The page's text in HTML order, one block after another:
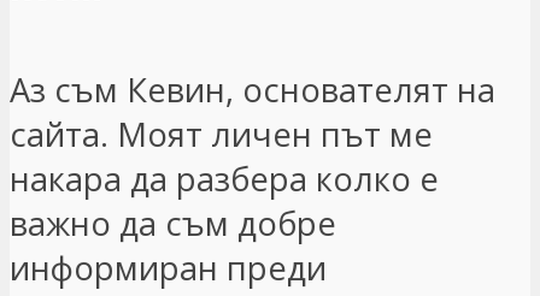
Аз съм Кевин, основателят на
сайта. Моят личен път ме
накара да разбера колко е
важно да съм добре
информиран преди